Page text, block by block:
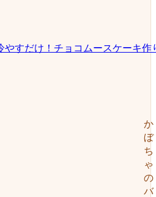
か
ぼ
ち
ゃ
の
バ